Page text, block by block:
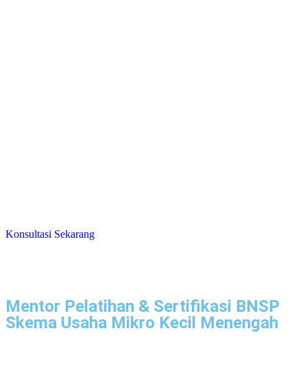
Konsultasi Sekarang
Mentor Pelatihan & Sertifikasi BNSP
Skema Usaha Mikro Kecil Menengah